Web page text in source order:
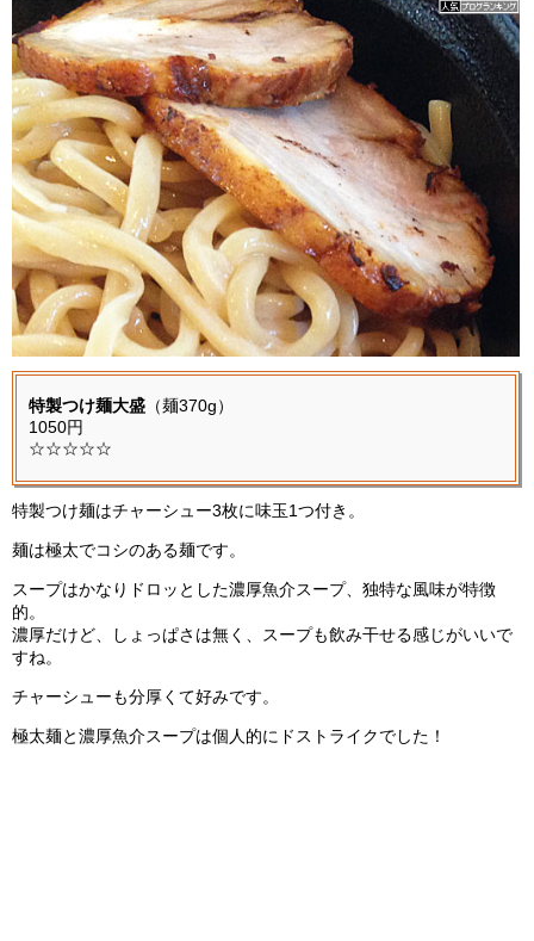
特製つけ麺大盛 （麺370g）
1050円
☆☆☆☆☆
特製つけ麺はチャーシュー3枚に味玉1つ付き。
麺は極太でコシのある麺です。
スープはかなりドロッとした濃厚魚介スープ、独特な風味が特徴
的。
濃厚だけど、しょっぱさは無く、スープも飲み干せる感じがいいで
すね。
チャーシューも分厚くて好みです。
極太麺と濃厚魚介スープは個人的にドストライクでした！